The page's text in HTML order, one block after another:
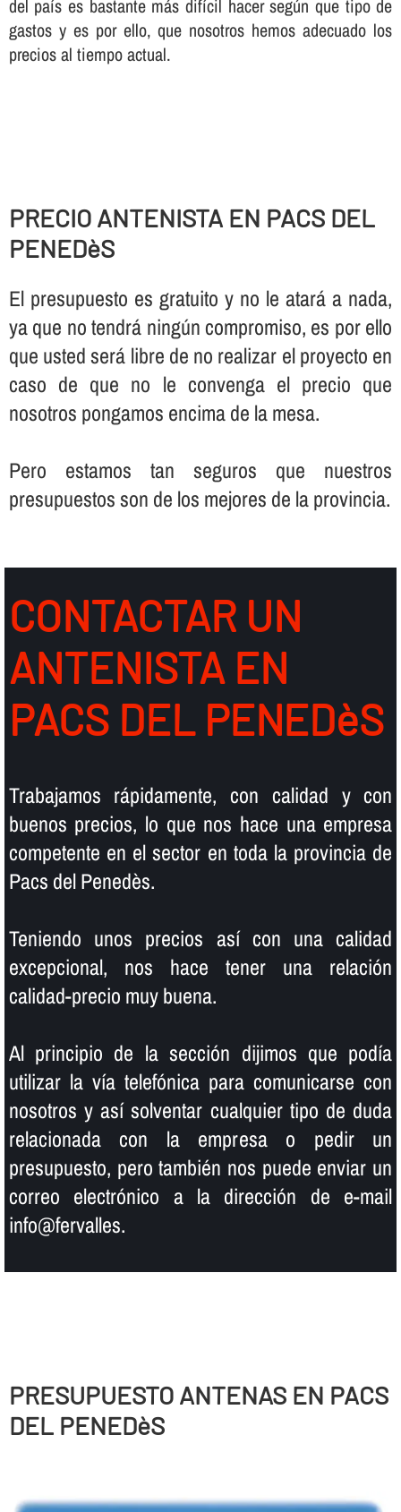
del paí­s es bastante más difí­cil hacer según que tipo de
gastos y es por ello, que nosotros hemos adecuado los
precios al tiempo actual.
PRECIO ANTENISTA EN PACS DEL
PENEDèS
El presupuesto es gratuito y no le atará a nada,
ya que no tendrá ningún compromiso, es por ello
que usted será libre de no realizar el proyecto en
caso de que no le convenga el precio que
nosotros pongamos encima de la mesa.
Pero estamos tan seguros que nuestros
presupuestos son de los mejores de la provincia.
CONTACTAR UN
ANTENISTA EN
PACS DEL PENEDèS
Trabajamos rápidamente, con calidad y con
buenos precios, lo que nos hace una empresa
competente en el sector en toda la provincia de
Pacs del Penedès.
Teniendo unos precios así­ con una calidad
excepcional, nos hace tener una relación
calidad-precio muy buena.
Al principio de la sección dijimos que podí­a
utilizar la ví­a telefónica para comunicarse con
nosotros y así­ solventar cualquier tipo de duda
relacionada con la empresa o pedir un
presupuesto, pero también nos puede enviar un
correo electrónico a la dirección de e-mail
info@fervalles.
PRESUPUESTO ANTENAS EN PACS
DEL PENEDèS